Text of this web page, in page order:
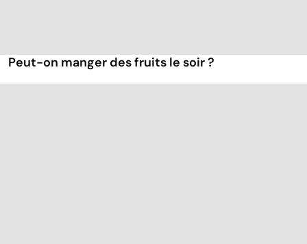
Peut-on manger des fruits le soir ?